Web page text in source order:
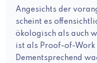
Angesichts der
scheint es
ökologisch als auch
ist als Proof-of-Work
Dementsprechend